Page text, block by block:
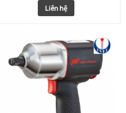
Liên hệ